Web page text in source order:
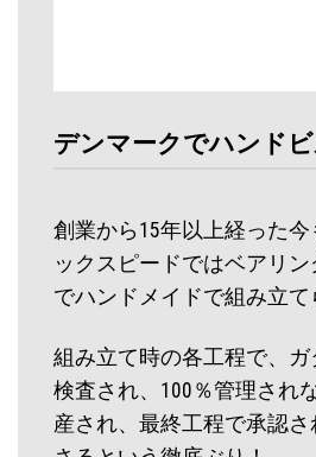
デンマークでハンド
創業から15年以上経った今
ックスピードではベアリ
でハンドメイドで組み立て
組み立て時の各工程で、
検査され、100％管理され
産され、最終工程で承認